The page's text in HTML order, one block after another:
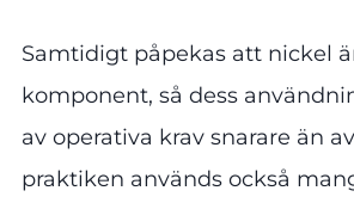
Samtidigt påpekas att nickel
komponent, så dess
av operativa krav snarare än
praktiken används också